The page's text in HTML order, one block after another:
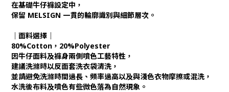
在基礎牛仔褲設定中，
保留 MELSIGN 一貫的輪廓識別與細節層次。
｜面料選擇｜
80%Cotton，20%Polyester
因牛仔面料及褲身兩側噴色工藝特性，
建議洗滌時以反面套洗衣袋清洗，
並請避免洗滌時間過長、頻率過高以及與淺色衣物摩擦或混洗，
水洗後布料及噴色有些微色落為自然現象。